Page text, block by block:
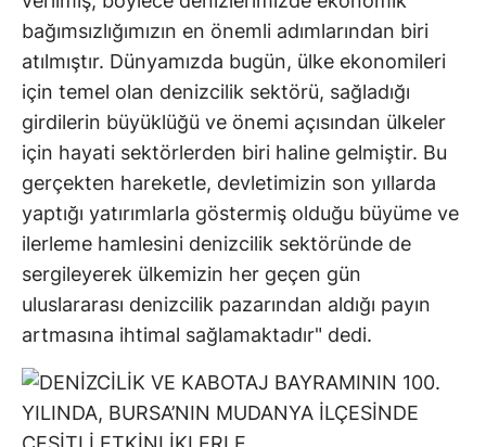
bağımsızlığımızın en önemli adımlarından biri
atılmıştır. Dünyamızda bugün, ülke ekonomileri
için temel olan denizcilik sektörü, sağladığı
girdilerin büyüklüğü ve önemi açısından ülkeler
için hayati sektörlerden biri haline gelmiştir. Bu
gerçekten hareketle, devletimizin son yıllarda
yaptığı yatırımlarla göstermiş olduğu büyüme ve
ilerleme hamlesini denizcilik sektöründe de
sergileyerek ülkemizin her geçen gün
uluslararası denizcilik pazarından aldığı payın
artmasına ihtimal sağlamaktadır" dedi.